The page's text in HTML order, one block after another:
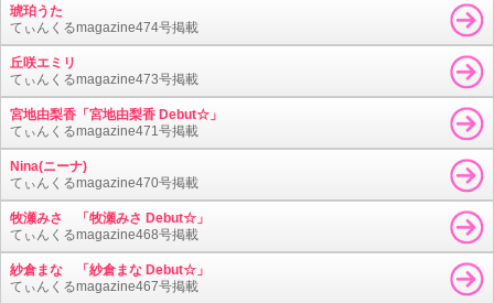
琥珀うた
てぃんくるmagazine474号掲載
丘咲エミリ
てぃんくるmagazine473号掲載
宮地由梨香「宮地由梨香 Debut☆」
てぃんくるmagazine471号掲載
Nina(ニーナ)
てぃんくるmagazine470号掲載
牧瀬みさ 「牧瀬みさ Debut☆」
てぃんくるmagazine468号掲載
紗倉まな 「紗倉まな Debut☆」
てぃんくるmagazine467号掲載